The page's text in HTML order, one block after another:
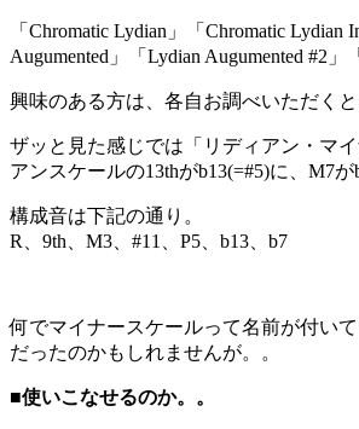
「Chromatic Lydian」「Chromatic
Augumented」「Lydian Augumented #2
興味のある方は、各自お調べいただく
ザッと見た感じでは「リディアン・マ
アンスケールの13thがb13(=#5)に、M7
構成音は下記の通り。
R、9th、M3、#11、P5、b13、b7
何でマイナースケールって名前が付い
だったのかもしれませんが。。
■使いこなせるのか。。